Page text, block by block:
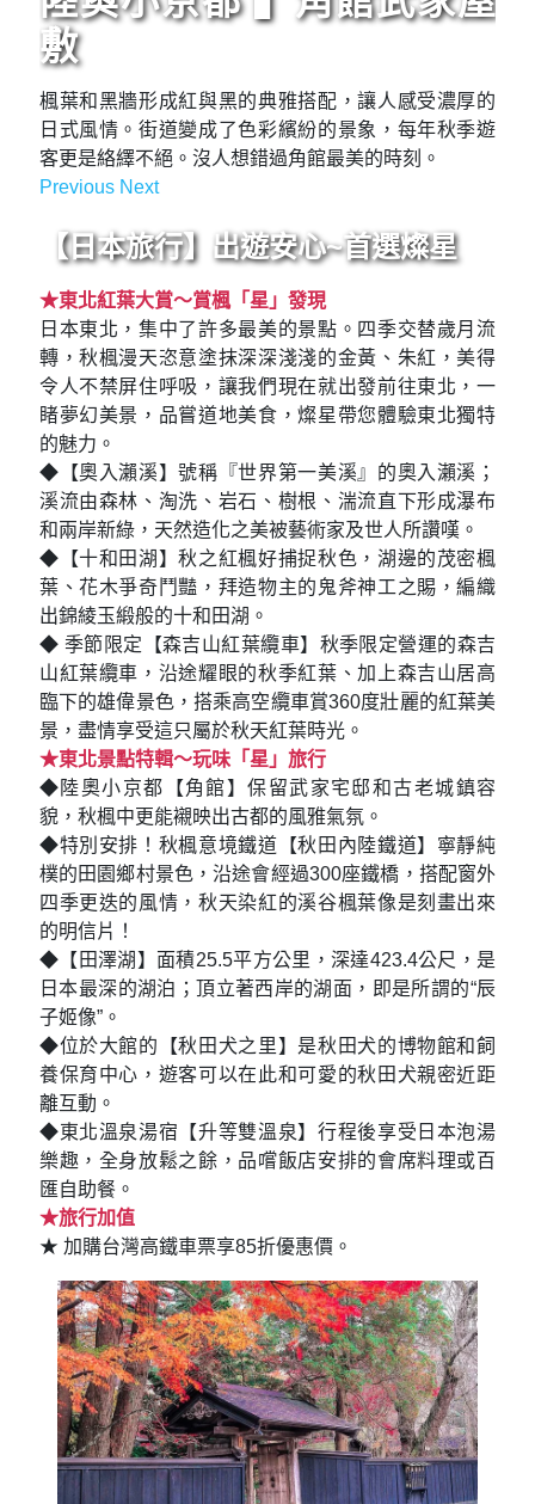
敷
楓葉和黑牆形成紅與黑的典雅搭配，讓人感受濃厚的
日式風情。街道變成了色彩繽紛的景象，每年秋季遊
客更是絡繹不絕。沒人想錯過角館最美的時刻。
Previous Previous
NextNext
【日本旅行】出遊安心~首選燦星
★東北紅葉大賞～賞楓「星」發現
日本東北，集中了許多最美的景點。四季交替歲月流
轉，秋楓漫天恣意塗抹深深淺淺的金黃、朱紅，美得
令人不禁屏住呼吸，讓我們現在就出發前往東北，一
睹夢幻美景，品嘗道地美食，燦星帶您體驗東北獨特
的魅力。
◆【奧入瀨溪】號稱『世界第一美溪』的奧入瀨溪；
溪流由森林、淘洗、岩石、樹根、湍流直下形成瀑布
和兩岸新綠，天然造化之美被藝術家及世人所讚嘆。
◆【十和田湖】秋之紅楓好捕捉秋色，湖邊的茂密楓
葉、花木爭奇鬥豔，拜造物主的鬼斧神工之賜，編織
出錦綾玉緞般的十和田湖。
◆ 季節限定【森吉山紅葉纜車】秋季限定營運的森吉
山紅葉纜車，沿途耀眼的秋季紅葉、加上森吉山居高
臨下的雄偉景色，搭乘高空纜車賞360度壯麗的紅葉美
景，盡情享受這只屬於秋天紅葉時光。
★東北景點特輯～玩味「星」旅行
◆陸奧小京都【角館】保留武家宅邸和古老城鎮容
貌，秋楓中更能襯映出古都的風雅氣氛。
◆特別安排！秋楓意境鐵道【秋田內陸鐵道】寧靜純
樸的田園鄉村景色，沿途會經過300座鐵橋，搭配窗外
四季更迭的風情，秋天染紅的溪谷楓葉像是刻畫出來
的明信片！
◆【田澤湖】面積25.5平方公里，深達423.4公尺，是
日本最深的湖泊；頂立著西岸的湖面，即是所謂的“辰
子姬像”。
◆位於大館的【秋田犬之里】是秋田犬的博物館和飼
養保育中心，遊客可以在此和可愛的秋田犬親密近距
離互動。
◆東北溫泉湯宿【升等雙溫泉】行程後享受日本泡湯
樂趣，全身放鬆之餘，品嚐飯店安排的會席料理或百
匯自助餐。
★旅行加值
★ 加購台灣高鐵車票享85折優惠價。